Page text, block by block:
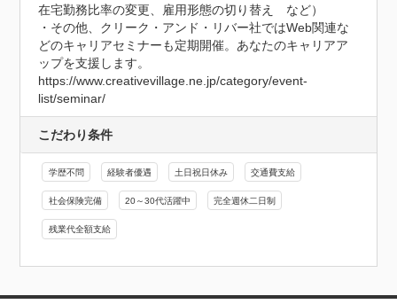
在宅勤務比率の変更、雇用形態の切り替え　など）
・その他、クリーク・アンド・リバー社ではWeb関連な
どのキャリアセミナーも定期開催。あなたのキャリアア
ップを支援します。
https://www.creativevillage.ne.jp/category/event-
list/seminar/
こだわり条件
学歴不問 経験者優遇 土日祝日休み 交通費支給
社会保険完備 20～30代活躍中 完全週休二日制
残業代全額支給